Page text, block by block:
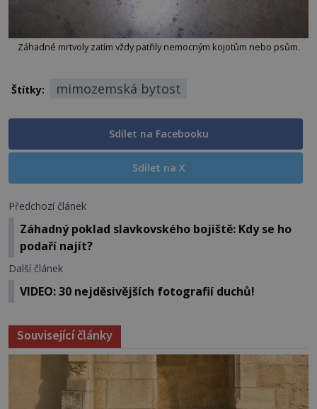
Záhadné mrtvoly zatím vždy patřily nemocným kojotům nebo psům.
Štítky: mimozemská bytost
Sdílet na Facebooku
Sdílet na X
Předchozí článek
Záhadný poklad slavkovského bojiště: Kdy se ho
podaří najít?
Další článek
VIDEO: 30 nejděsivějších fotografií duchů!
Související články